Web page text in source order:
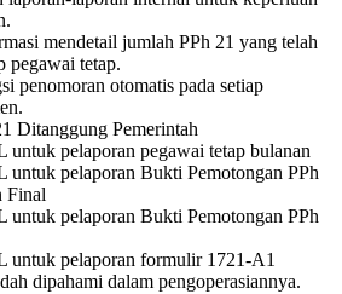
mendetail jumlah PPh 21 yang telah
pegawai tetap.
penomoran otomatis pada setiap
Ditanggung Pemerintah
pelaporan pegawai tetap bulanan
pelaporan Bukti Pemotongan PPh
Final
pelaporan Bukti Pemotongan PPh
untuk pelaporan formulir 1721-A1
dipahami dalam pengoperasiannya.